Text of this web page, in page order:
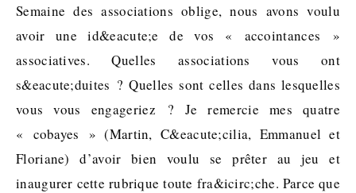
Semaine des associations oblige, nous avons voulu
avoir une id&eacute;e de vos « accointances »
associatives. Quelles associations vous ont
s&eacute;duites ? Quelles sont celles dans lesquelles
vous vous engageriez ? Je remercie mes quatre
« cobayes » (Martin, C&eacute;cilia, Emmanuel et
Floriane) d’avoir bien voulu se prêter au jeu et
inaugurer cette rubrique toute fra&icirc;che. Parce que